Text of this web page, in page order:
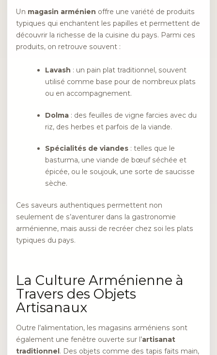
Un magasin arménien offre une variété de produits
typiques qui enchantent les papilles et permettent de
découvrir la richesse de la cuisine du pays. Parmi ces
produits, on retrouve souvent :
Lavash : un pain plat traditionnel, souvent
utilisé comme base pour de nombreux plats
ou en accompagnement.
Dolma : des feuilles de vigne farcies avec du
riz, des herbes et parfois de la viande.
Spécialités de viandes : telles que le
basturma, une viande de bœuf séchée et
épicée, ou le soujouk, une sorte de saucisse
sèche.
Ces saveurs authentiques permettent non
seulement de s’aventurer dans la gastronomie
arménienne, mais aussi de recréer chez soi les plats
typiques du pays.
La Culture Arménienne à
Travers des Objets
Artisanaux
Outre l’alimentation, les magasins arméniens sont
également une fenêtre ouverte sur l’artisanat
traditionnel. Des objets comme des tapis faits main,